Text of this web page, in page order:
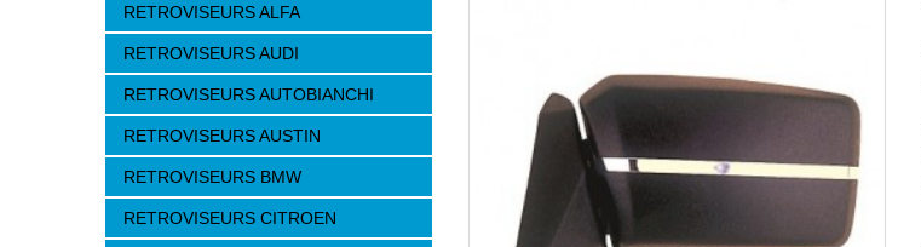
RETROVISEURS ALFA
RETROVISEURS AUDI
RETROVISEURS AUTOBIANCHI
RETROVISEURS AUSTIN
RETROVISEURS BMW
RETROVISEURS CITROEN